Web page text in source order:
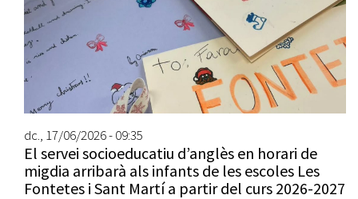
dc., 17/06/2026 - 09:35
El servei socioeducatiu d’anglès en horari de
migdia arribarà als infants de les escoles Les
Fontetes i Sant Martí a partir del curs 2026-2027